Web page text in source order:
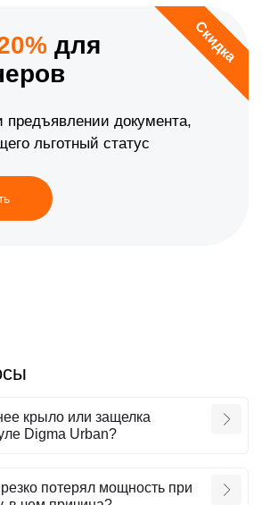
Скидка
для
предъявлении документа,
льготный статус
крыло или защелка
Digma Urban?
потерял мощность при